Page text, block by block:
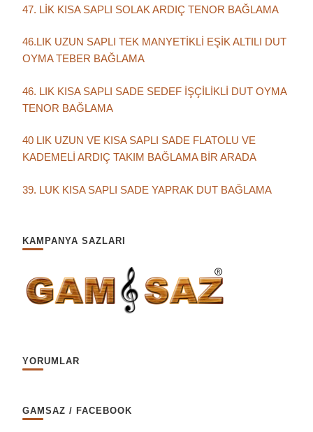
47. LİK KISA SAPLI SOLAK ARDIÇ TENOR BAĞLAMA
46.LIK UZUN SAPLI TEK MANYETİKLİ EŞİK ALTILI DUT
OYMA TEBER BAĞLAMA
46. LIK KISA SAPLI SADE SEDEF İŞÇİLİKLİ DUT OYMA
TENOR BAĞLAMA
40 LIK UZUN VE KISA SAPLI SADE FLATOLU VE
KADEMELİ ARDIÇ TAKIM BAĞLAMA BİR ARADA
39. LUK KISA SAPLI SADE YAPRAK DUT BAĞLAMA
KAMPANYA SAZLARI
YORUMLAR
GAMSAZ / FACEBOOK